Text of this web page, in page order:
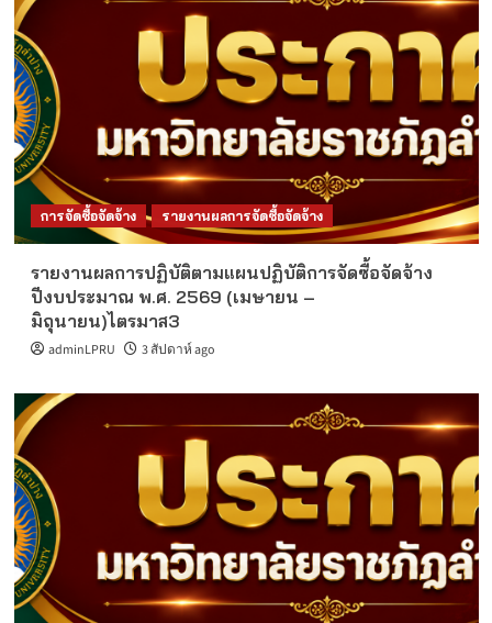
การจัดซื้อจัดจ้าง รายงานผลการจัดซื้อจัดจ้าง
รายงานผลการปฏิบัติตามแผนปฏิบัติการจัดซื้อจัดจ้าง
ปีงบประมาณ พ.ศ. 2569 (เมษายน –
มิถุนายน)ไตรมาส3
adminLPRU 3 สัปดาห์ ago